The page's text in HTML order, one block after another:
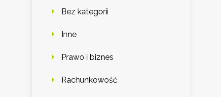
Bez kategorii
Inne
Prawo i biznes
Rachunkowość